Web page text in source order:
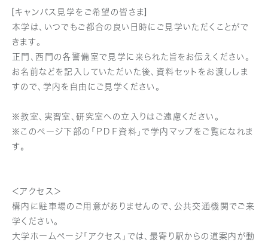
[キャンパス見学をご希望の皆さま]
本学は、いつでもご都合の良い日時にご見学いただくことがで
きます。
正門、西門の各警備室で見学に来られた旨をお伝えください。
お名前などを記入していただいた後、資料セットをお渡ししま
すので、学内を自由にご見学ください。
※教室、実習室、研究室への立入りはご遠慮ください。
※このページ下部の「ＰＤＦ資料」で学内マップをご覧になれま
す。
＜アクセス＞
構内に駐車場のご用意がありませんので、公共交通機関でご来
学ください。
大学ホームページ「アクセス」では、最寄り駅からの道案内が動